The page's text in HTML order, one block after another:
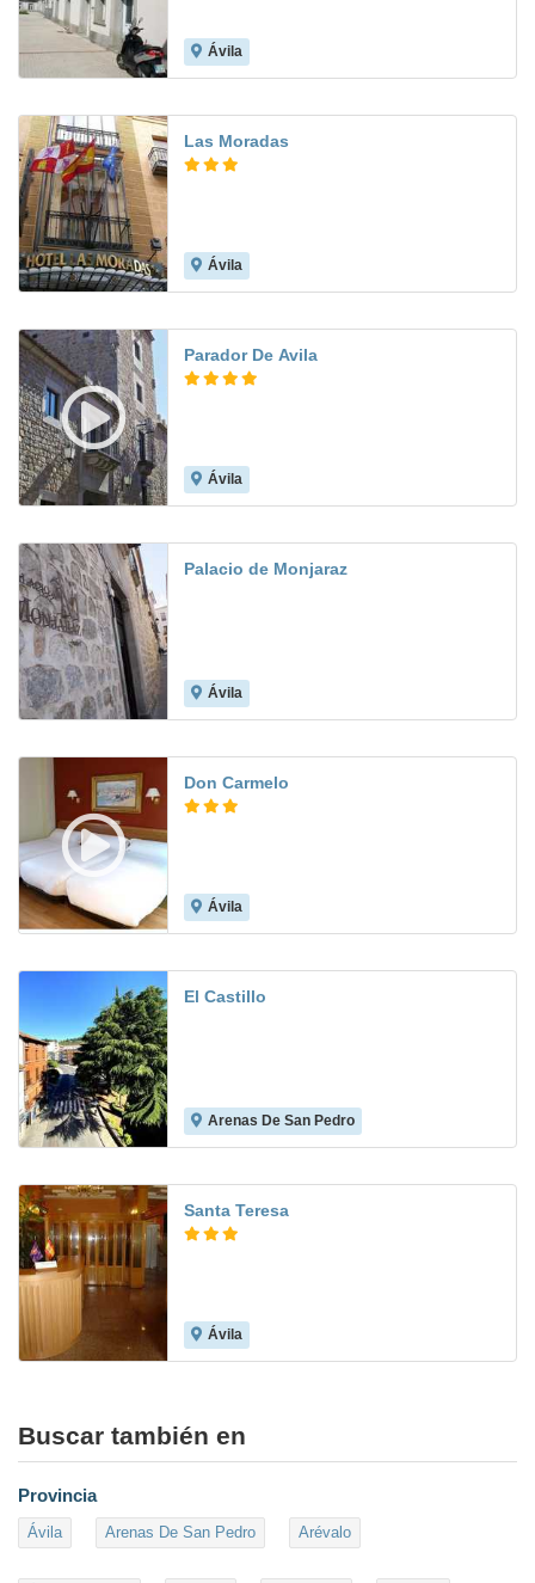
Ávila
Las Moradas
Ávila
Parador De Avila
Ávila
Palacio de Monjaraz
Ávila
Don Carmelo
Ávila
El Castillo
Arenas De San Pedro
Santa Teresa
Ávila
Buscar también en
Provincia
Ávila Arenas De San Pedro Arévalo